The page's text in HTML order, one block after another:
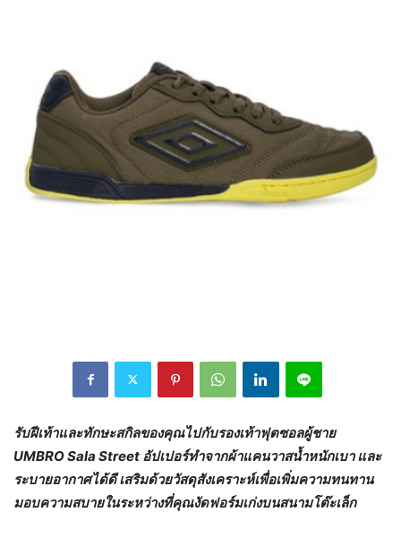
รับฝีเท้าและทักษะสกิลของคุณไปกับรองเท้าฟุตซอลผู้ชาย
UMBRO Sala Street อัปเปอร์ทำจากผ้าแคนวาสน้ำหนักเบา และ
ระบายอากาศได้ดี เสริมด้วยวัสดุสังเคราะห์เพื่อเพิ่มความทนทาน
มอบความสบายในระหว่างที่คุณงัดฟอร์มเก่งบนสนามโต๊ะเล็ก